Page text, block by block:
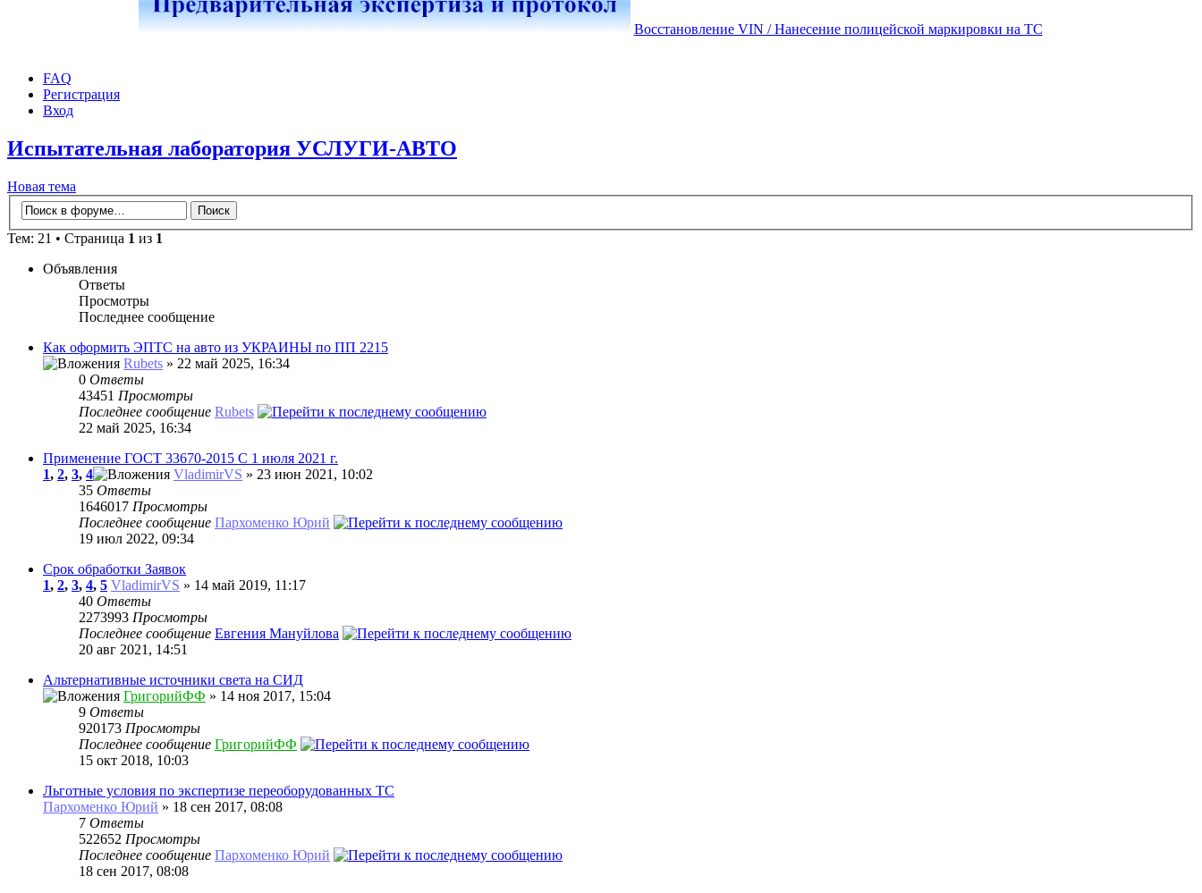
Восстановление VIN / Нанесение полицейской маркировки на ТС
FAQ
Регистрация
Вход
Испытательная лаборатория УСЛУГИ-АВТО
Новая тема
Тем: 21 • Страница 1 из 1
Объявления
Ответы
Просмотры
Последнее сообщение
Как оформить ЭПТС на авто из УКРАИНЫ по ПП 2215
Rubets » 22 май 2025, 16:34
0 Ответы
43451 Просмотры
Последнее сообщение Rubets
22 май 2025, 16:34
Применение ГОСТ 33670-2015 С 1 июля 2021 г.
1, 2, 3, 4 VladimirVS » 23 июн 2021, 10:02
35 Ответы
1646017 Просмотры
Последнее сообщение Пархоменко Юрий
19 июл 2022, 09:34
Срок обработки Заявок
1, 2, 3, 4, 5 VladimirVS » 14 май 2019, 11:17
40 Ответы
2273993 Просмотры
Последнее сообщение Евгения Мануйлова
20 авг 2021, 14:51
Альтернативные источники света на СИД
ГригорийФФ » 14 ноя 2017, 15:04
9 Ответы
920173 Просмотры
Последнее сообщение ГригорийФФ
15 окт 2018, 10:03
Льготные условия по экспертизе переоборудованных ТС
Пархоменко Юрий » 18 сен 2017, 08:08
7 Ответы
522652 Просмотры
Последнее сообщение Пархоменко Юрий
18 сен 2017, 08:08